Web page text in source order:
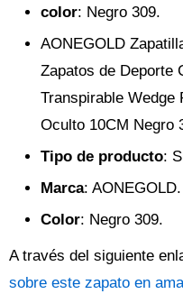
color: Negro 309.
AONEGOLD
Zapatos de Deporte
Transpirable Wedge
Oculto 10CM Negro
Tipo de producto:
Marca: AONEGOLD.
Color: Negro 309.
A través del siguiente
sobre este zapato en